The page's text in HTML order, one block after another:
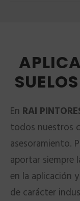
En RAI
todos nuestros
asesoramiento.
aportar siempre
en la aplicación
de carácter